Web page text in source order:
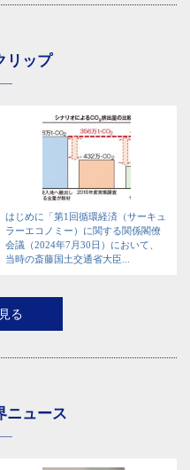
リップ
はじめに「第1回循環経済（サーキュ
ラーエコノミー）に関する関係閣僚
会議（2024年7月30日）において、
当時の斎藤国土交通省大臣...
る
ニュース